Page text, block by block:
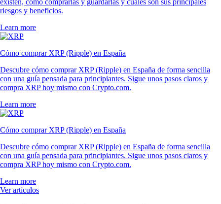
existen, cómo comprarlas y guardarlas y cuáles son sus principales
riesgos y beneficios.
Learn more
Cómo comprar XRP (Ripple) en España
Descubre cómo comprar XRP (Ripple) en España de forma sencilla
con una guía pensada para principiantes. Sigue unos pasos claros y
compra XRP hoy mismo con Crypto.com.
Learn more
Cómo comprar XRP (Ripple) en España
Descubre cómo comprar XRP (Ripple) en España de forma sencilla
con una guía pensada para principiantes. Sigue unos pasos claros y
compra XRP hoy mismo con Crypto.com.
Learn more
Ver artículos